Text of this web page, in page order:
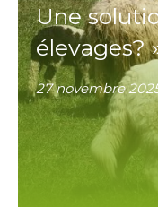
Une
élevages?
27 novembre